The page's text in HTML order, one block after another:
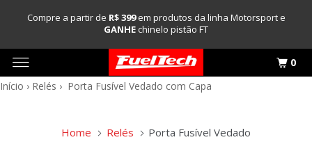
Compre a partir de R$ 399em produtos da linha Motorsport e
GANHE chinelo pistão FT
Início › Relés › Porta Fusível Vedado com Capa
Home Relés
Porta Fusível Vedado
0